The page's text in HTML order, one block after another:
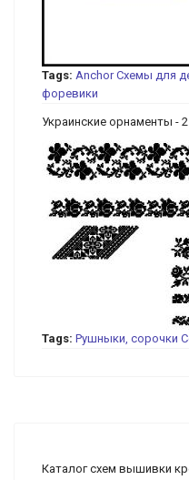
Tags: Anchor Схемы для
форевики
Украинские орнаменты - 2
Tags: Рушныки, сорочки
Каталог схем вышивки